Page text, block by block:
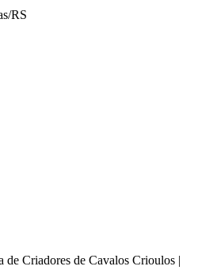
RS
de Criadores de Cavalos Crioulos |